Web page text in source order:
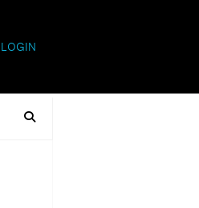
LOGIN